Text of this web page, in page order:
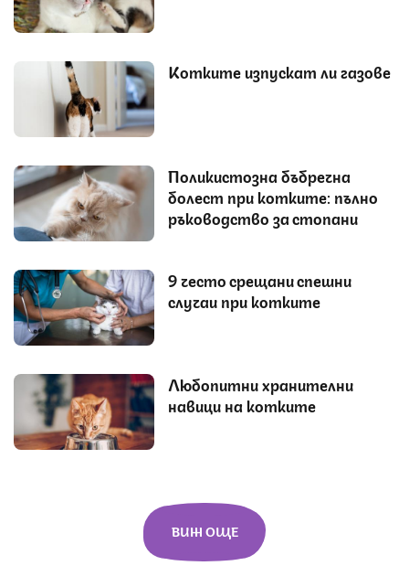
Котките изпускат ли газове
Поликистозна бъбречна
болест при котките: пълно
ръководство за стопани
9 често срещани спешни
случаи при котките
Любопитни хранителни
навици на котките
ВИЖ ОЩЕ